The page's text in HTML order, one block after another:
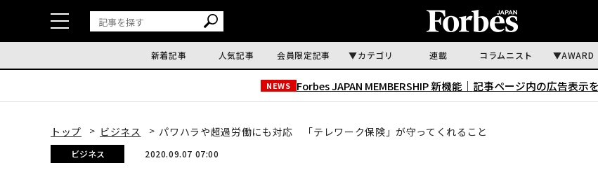
新着記事 人気記事 会員限定記事 カテゴリ 連載 コラムニスト AWARD
NEWS Forbes JAPAN MEMBERSHIP 新機能｜ 記事ページ内の広告表示
トップ ビジネス パワハラや超過労働にも対応 「テレワーク保険」が守ってくれること
ビジネス 2020.09.07 07:00